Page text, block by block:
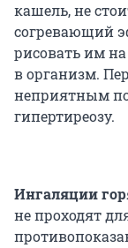
кашель, не
согревающий
рисовать им на
в организм.
неприятным
гипертиреозу.
Ингаляции
не проходят